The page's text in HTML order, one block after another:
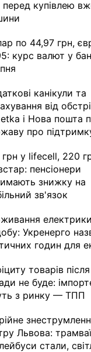
перед купівлею
по 44,97 грн,
курс валют у
канікули та
від
і Нова пошта
про
грн у lifecell, 220
пенсіонери
знижку на
зв'язок
Укренерго
годин для
товарів
не буде:
з ринку — ТПП
Львова:
стали,